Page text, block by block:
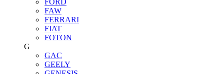
FAW
FERRARI
FIAT
FOTON
G
GAC
GEELY